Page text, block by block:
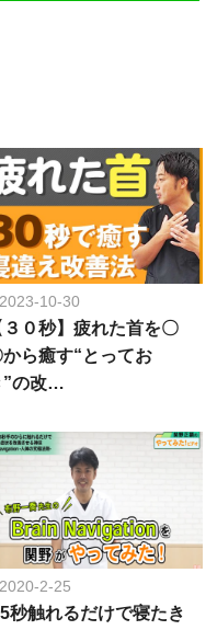
10-30
３０秒】疲れた首を〇
から癒す“とってお
”の改…
2-25
秒触れるだけで寝たき